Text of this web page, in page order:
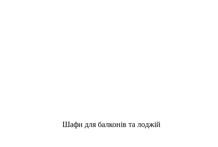
Шафи для балконів та лоджій